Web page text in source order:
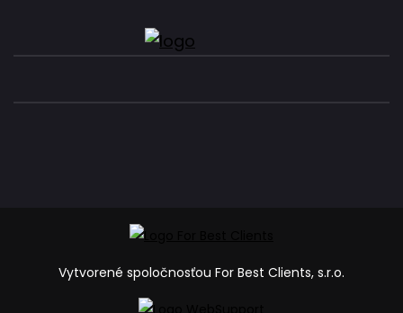
Vytvorené spoločnosťou For Best Clients, s.r.o.